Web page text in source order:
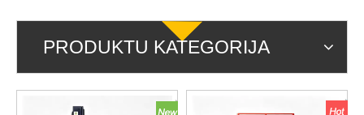
PRODUKTU KATEGORIJA